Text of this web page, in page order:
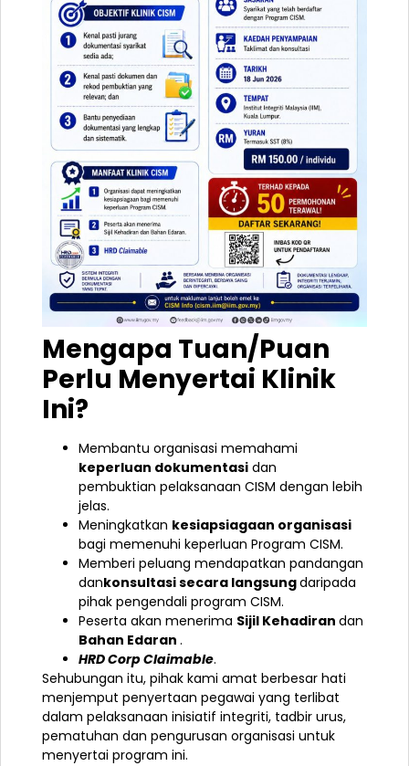
Mengapa Tuan/Puan
Perlu Menyertai Klinik
Ini?
Membantu organisasi memahami
keperluan dokumentasi dan
pembuktian pelaksanaan CISM dengan lebih
jelas.
Meningkatkan kesiapsiagaan organisasi
bagi memenuhi keperluan Program CISM.
Memberi peluang mendapatkan pandangan
dankonsultasi secara langsungdaripada
pihak pengendali program CISM.
Peserta akan menerima Sijil Kehadiran dan
Bahan Edaran .
HRD Corp Claimable.
Sehubungan itu, pihak kami amat berbesar hati
menjemput penyertaan pegawai yang terlibat
dalam pelaksanaan inisiatif integriti, tadbir urus,
pematuhan dan pengurusan organisasi untuk
menyertai program ini.